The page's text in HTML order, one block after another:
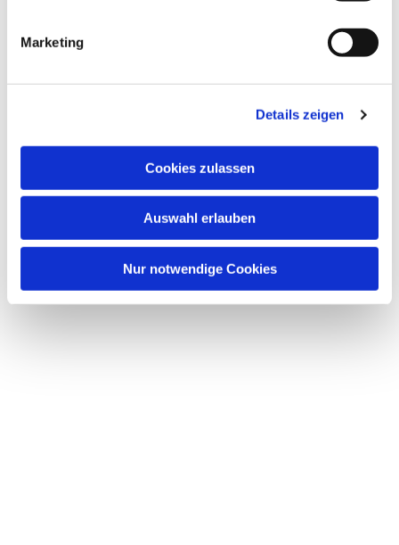
Marketing
Details zeigen
Cookies zulassen
Auswahl erlauben
Nur notwendige Cookies